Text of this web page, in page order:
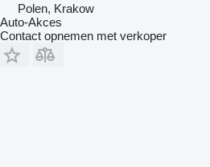
Polen, Krakow
Auto-Akces
Contact opnemen met verkoper